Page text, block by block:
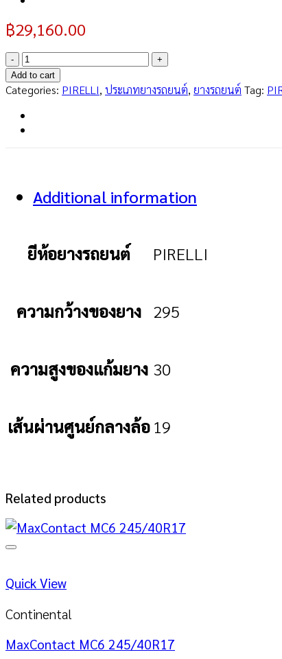
฿29,160.00
P
ZERO
CORSA
295/30R19
quantity
Add to cart
Categories: PIRELLI, ประเภทยางรถยนต์, ยางรถยนต์ Tag:
Additional information
ยีห้อยางรถยนต์ PIRELLI
ความกว้างของยาง 295
ความสูงของแก้มยาง 30
เส้นผ่านศูนย์กลางล้อ19
Related products
Quick View
Continental
MaxContact MC6 245/40R17